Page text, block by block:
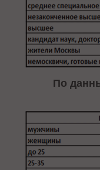
По